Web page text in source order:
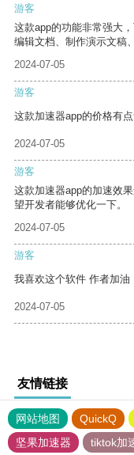
游客
这款app的功能非常强大
编辑文档、制作演示文稿
2024-07-05
游客
这款加速器app的价格有
2024-07-05
游客
这款加速器app的加速效
望开发者能够优化一下。
2024-07-05
游客
我喜欢这个软件 作者加油
2024-07-05
友情链接
网站地图 QuickQ
坚果加速器
tiktok加